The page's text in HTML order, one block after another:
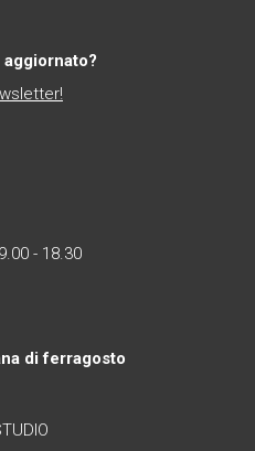
- 18.30
di ferragosto